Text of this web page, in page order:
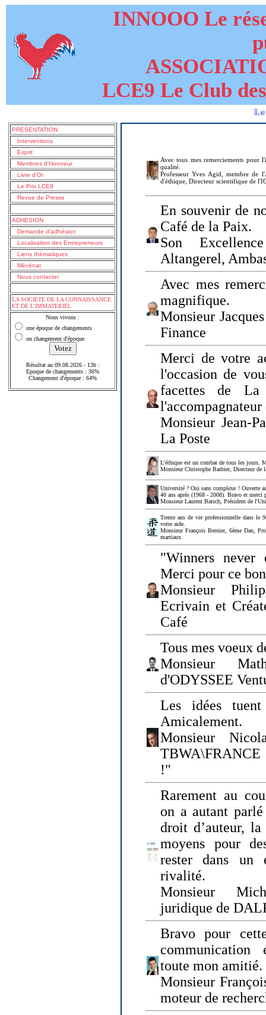
INNOOO Le
LCE9 Le Club
Le livre de
PRESENTATION
Interventions
Esprit
Membres d'Honneur
Livre d'Or
Le Prix LCE9
Revue de Presse
ADHESION
Demande d'adhésion
Localisation des Entrepreneurs
Liens thématiques
Mécénat
Nous contacter
LA SOCIETE DE LA CONNAISSANCE
ET DE L'IMMATERIEL
Nous vivons :
une époque de changements
un changement d'époque
Résultat au 09.08.2026 - 13h :
Epoque de changements : 36%
Changement d'époque : 64%
Avec tous mes remerciements pour
qualité.
Professeur Yves Agid, membre de
d'éthique, Directeur scientifique de
En souvenir de
Café de la Paix.
Son
Altangerel,
Avec mes
magnifique.
Monsieur
Finance
Merci de votre
l'occasion de
facettes de
Monsieur Jean-
La Poste
L'éthique est un combat de tous les jours.
Monsieur Christophe Barbier, Directeur de
Université ? Oui sans complexe ! Ouverte
40 ans après (1968 - 2008). Bravo et merci
Monsieur Laurent Batsch, Président de
Trente ans de vie professionnelle dans le
votre aide.
Monsieur François Bernier, 6ème Dan,
martiaux
"Winners
Merci pour ce
Monsieur
Ecrivain et
Café
Tous mes voeux
Monsieur
d'ODYSSEE
Les idées
Amicalement.
Monsieur
TBWA\FRANCE
!"
Rarement au
on a autant
droit d’auteur,
moyens pour
rester dans un
rivalité.
Monsieur
juridique de
Bravo pour
communication
toute mon amitié.
Monsieur
moteur de